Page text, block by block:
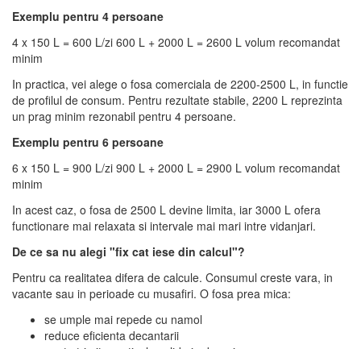
Exemplu pentru 4 persoane
4 x 150 L = 600 L/zi 600 L + 2000 L = 2600 L volum recomandat
minim
In practica, vei alege o fosa comerciala de 2200-2500 L, in functie
de profilul de consum. Pentru rezultate stabile, 2200 L reprezinta
un prag minim rezonabil pentru 4 persoane.
Exemplu pentru 6 persoane
6 x 150 L = 900 L/zi 900 L + 2000 L = 2900 L volum recomandat
minim
In acest caz, o fosa de 2500 L devine limita, iar 3000 L ofera
functionare mai relaxata si intervale mai mari intre vidanjari.
De ce sa nu alegi "fix cat iese din calcul"?
Pentru ca realitatea difera de calcule. Consumul creste vara, in
vacante sau in perioade cu musafiri. O fosa prea mica:
se umple mai repede cu namol
reduce eficienta decantarii